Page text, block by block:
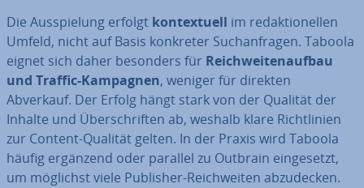
Die Aus­spie­lung erfolgt kon­tex­tu­ell im re­dak­tio­nel­len
Umfeld, nicht auf Basis konkreter Such­an­fra­gen. Taboola
eignet sich daher besonders für Reich­wei­ten­auf­bau
und Traffic-Kampagnen, weniger für direkten
Abverkauf. Der Erfolg hängt stark von der Qualität der
Inhalte und Über­schrif­ten ab, weshalb klare Richt­li­ni­en
zur Content-Qualität gelten. In der Praxis wird Taboola
häufig ergänzend oder parallel zu Outbrain ein­ge­setzt,
um möglichst viele Publisher-Reich­wei­ten ab­zu­de­cken.